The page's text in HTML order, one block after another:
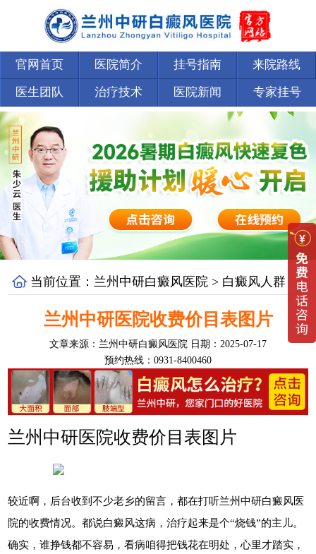
官网首页 医院简介 挂号指南 来院路线
医生团队 治疗技术 医院新闻 专家挂号
当前位置： 兰州中研白癜风医院 > 白癜风人群
兰州中研医院收费价目表图片
文章来源： 兰州中研白癜风医院 日期：2025-07-17
预约热线：0931-8400460
兰州中研医院收费价目表图片
较近啊，后台收到不少老乡的留言，都在打听兰州中研白癜风医
院的收费情况。都说白癜风这病，治疗起来是个“烧钱”的主儿。
确实，谁挣钱都不容易，看病咱得把钱花在明处，心里才踏实，